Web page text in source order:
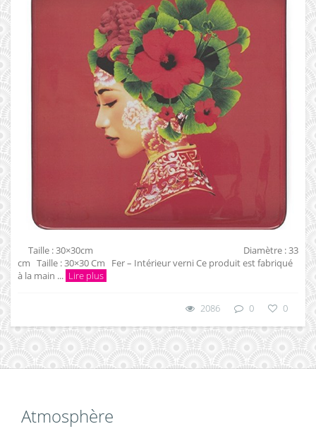
Taille : 30×30cm Diamètre : 33
cm Taille : 30×30 Cm Fer – Intérieur verni Ce produit est fabriqué
à la main ... Lire plus
2086 0 0
Atmosphère